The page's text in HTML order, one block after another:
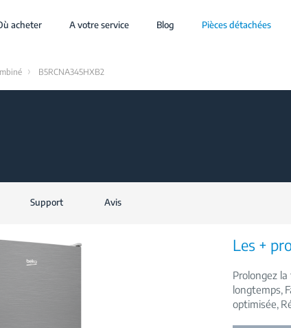
acheter A votre service Blog Pièces détachées
B5RCNA345HXB2
Support Avis
Les +
Prolongez
longtemps
optimisée